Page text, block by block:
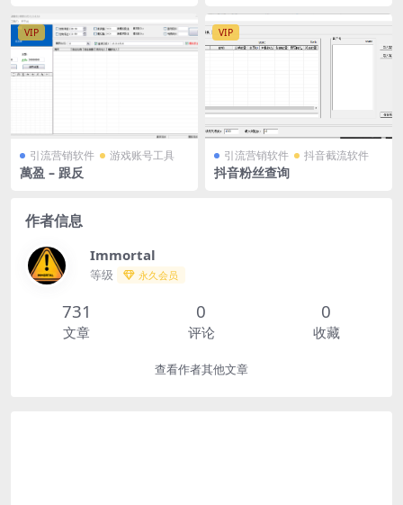
VIP
引流营销软件 游戏账号工具
萬盈 – 跟反
VIP
引流营销软件 抖音截流软件
抖音粉丝查询
作者信息
Immortal
等级 永久会员
731
文章
0
评论
0
收藏
查看作者其他文章